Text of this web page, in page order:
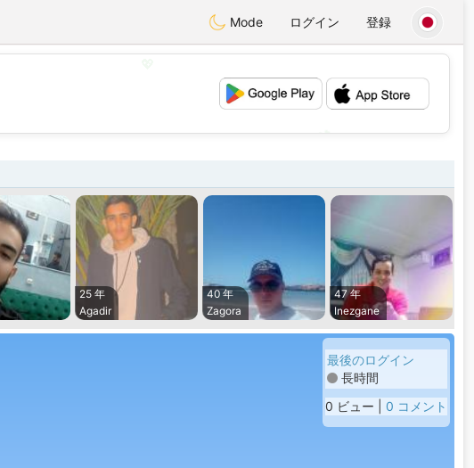
Mode ログイン 登録
25 年
Agadir
40 年
Zagora
47 年
Inezgane
最後のログイン
長時間
0 ビュー | 0 コメント